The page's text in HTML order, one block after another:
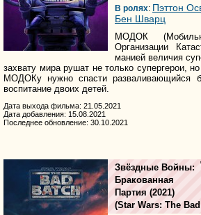
В ролях: Пэттон
Бен Шварц
МОДОК
Организации
манией величия
захвату мира рушат не только супергерои,
МОДОКу нужно спасти разваливающийся
воспитание двоих детей.
Дата выхода фильма: 21.05.2021
Дата добавления: 15.08.2021
Последнее обновление: 30.10.2021
Звёздные Войны:
Бракованная
Партия (2021)
(Star Wars: The